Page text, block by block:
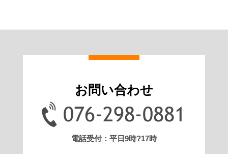
お問い合わせ
電話受付：平日9時?17時